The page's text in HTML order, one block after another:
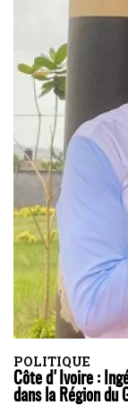
POLITIQUE
Côte d'Ivoire :
dans la Région du